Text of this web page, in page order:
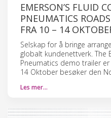
EMERSON’S FLUID
PNEUMATICS
FRA 10 – 14
Selskap for å bringe
globalt kundenettverk. The
Pneumatics demo trailer
14 Oktober besøker den
Les mer…